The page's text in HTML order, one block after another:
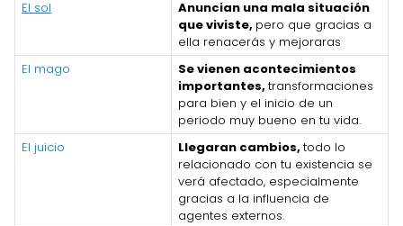
El sol
Anuncian una mala situación
que viviste, pero que gracias a
ella renacerás y mejoraras
El mago
Se vienen acontecimientos
importantes, transformaciones
para bien y el inicio de un
periodo muy bueno en tu vida.
El juicio
Llegaran cambios, todo lo
relacionado con tu existencia se
verá afectado, especialmente
gracias a la influencia de
agentes externos.